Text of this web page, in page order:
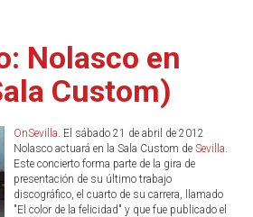
Nolasco en
Custom)
OnSevilla. El sábado 21 de abril de 2012
Nolasco actuará en la Sala Custom de Sevilla.
Este concierto forma parte de la gira de
presentación de su último trabajo
discográfico, el cuarto de su carrera, llamado
"El color de la felicidad" y que fue publicado el